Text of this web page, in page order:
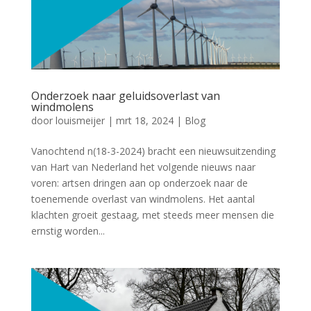
Onderzoek naar geluidsoverlast van
windmolens
door louismeijer| mrt 18, 2024| Blog
Vanochtend n(18-3-2024) bracht een nieuwsuitzending
van Hart van Nederland het volgende nieuws naar
voren: artsen dringen aan op onderzoek naar de
toenemende overlast van windmolens. Het aantal
klachten groeit gestaag, met steeds meer mensen die
ernstig worden...